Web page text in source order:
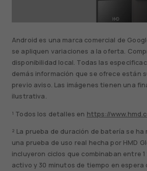
Android es una marca comercial de
se apliquen variaciones a la oferta.
disponibilidad local. Todas las
demás información que se ofrece están
previo aviso. Las imágenes tienen una
ilustrativa.
¹ Todos los detalles en https://
² La prueba de duración de batería se
una prueba de uso real hecha por HMD
incluyeron ciclos que combinaban entre
activo y 30 minutos de tiempo en espera